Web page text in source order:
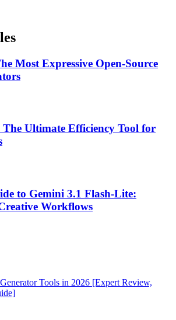
Most Expressive Open-Source
Ultimate Efficiency Tool for
to Gemini 3.1 Flash-Lite:
Workflows
Tools in 2026 [Expert Review,